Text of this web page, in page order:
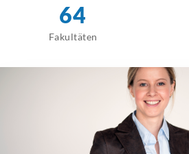
64
Fakultäten